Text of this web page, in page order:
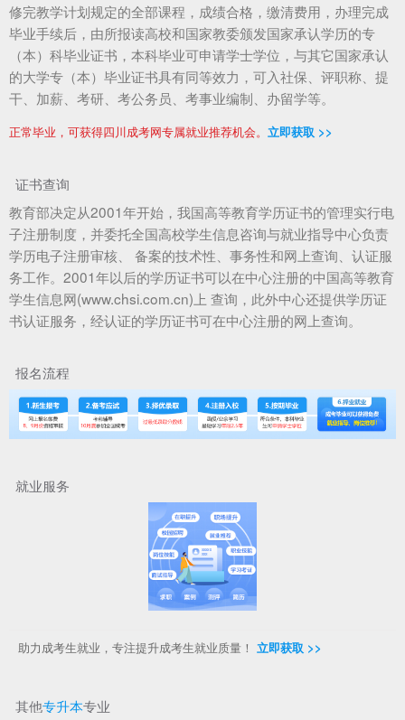
修完教学计划规定的全部课程，成绩合格，缴清费用，办理完成
毕业手续后，由所报读高校和国家教委颁发国家承认学历的专
（本）科毕业证书，本科毕业可申请学士学位，与其它国家承认
的大学专（本）毕业证书具有同等效力，可入社保、评职称、提
干、加薪、考研、考公务员、考事业编制、办留学等。
正常毕业，可获得四川成考网专属就业推荐机会。 立即获取 >>
证书查询
教育部决定从2001年开始，我国高等教育学历证书的管理实行电
子注册制度，并委托全国高校学生信息咨询与就业指导中心负责
学历电子注册审核、 备案的技术性、事务性和网上查询、认证服
务工作。2001年以后的学历证书可以在中心注册的中国高等教育
学生信息网(www.chsi.com.cn)上 查询，此外中心还提供学历证
书认证服务，经认证的学历证书可在中心注册的网上查询。
报名流程
就业服务
助力成考生就业，专注提升成考生就业质量！ 立即获取 >>
其他专升本专业